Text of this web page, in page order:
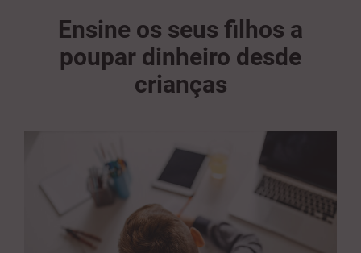
Ensine os seus filhos a
poupar dinheiro desde
crianças